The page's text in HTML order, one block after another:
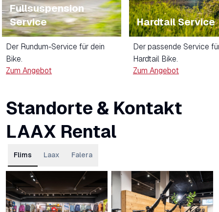
Fullsuspension
Service
Der Rundum-Service für dein
Bike.
Zum Angebot
Hardtail Service
Der passende Service
Hardtail Bike.
Zum Angebot
Standorte & Kontakt
LAAX Rental
Flims Laax Falera